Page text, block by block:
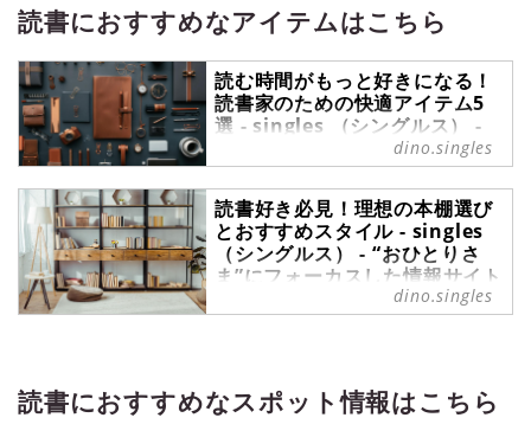
点を当てた情報サイトです。パート
ナーの有無に関わらず、自分らしい
生活を謳歌する彼・彼女たちのライ
フスタイルを紹介します。
読書におすすめなアイテムはこちら
読む時間がもっと好きになる！
読書家のための快適アイテム5
選 - singles （シングルス） -
“おひとりさま”にフォーカスし
た情報サイト
読書をもっと楽しみたいなら、快適
な環境と便利なアイテムが欠かせま
せん。リラックスして本の世界に没
頭するための必携アイテムを揃える
ことで、読書体験はさらに充実した
ものになります。今回は、読書が捗
dino.singles
読書好き必見！理想の本棚選び
とおすすめスタイル - singles
（シングルス） - “おひとりさ
ま”にフォーカスした情報サイト
読書好きにとって、自宅の本棚選び
は、読書環境をさらに充実させてく
dino.singles
読書におすすめなスポット情報はこちら